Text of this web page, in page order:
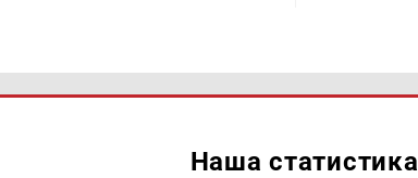
Наша статистика